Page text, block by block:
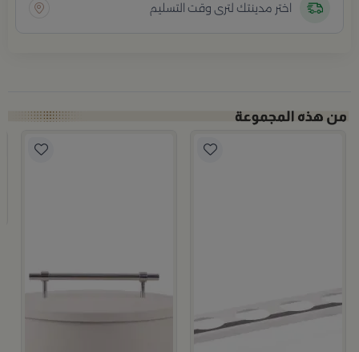
اختر مدينتك لترى وقت التسليم